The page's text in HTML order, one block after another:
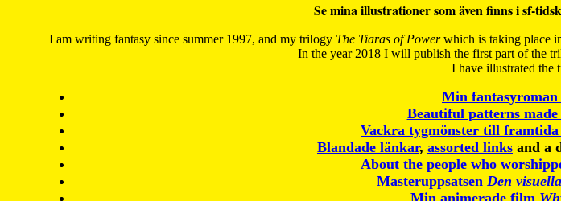
Se mina illustrationer som även finns i sf-
I am writing fantasy since summer 1997, and my trilogy The Tiaras of Powerwhich is taking place
In the year 2018 I will publish the first part of the
I have illustrated the
Min
Beautiful patterns
Vackra tygmönster till
Blandade länkar, assorted links and a
About the people who
Masteruppsatsen Den